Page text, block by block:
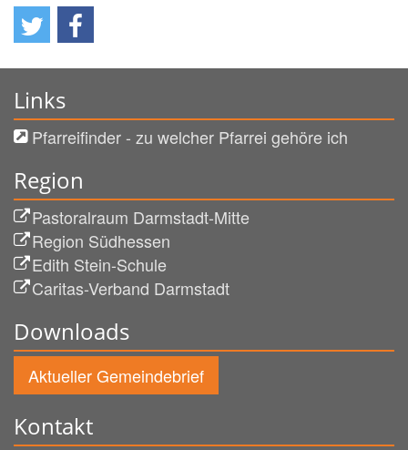
Links
Pfarreifinder - zu welcher Pfarrei gehöre ich
Region
Pastoralraum Darmstadt-Mitte
Region Südhessen
Edith Stein-Schule
Caritas-Verband Darmstadt
Downloads
Aktueller Gemeindebrief
Kontakt